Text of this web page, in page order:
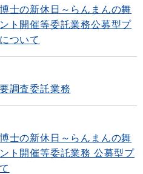
士の新休日～らんまんの舞
ト開催等委託業務公募型プ
ついて
調査委託業務
士の新休日～らんまんの舞
ト開催等委託業務 公募型プ